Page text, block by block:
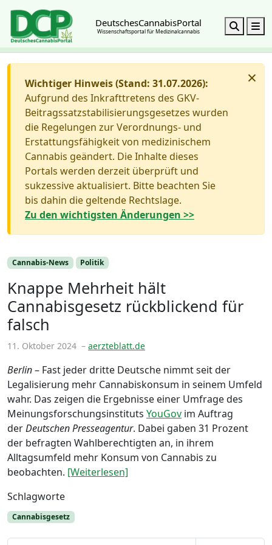
DeutschesCannabisPortal
Wissenschaftsportal für Medizinalcannabis Search
×
Wichtiger Hinweis (Stand: 31.07.2026):
Aufgrund des Inkrafttretens des GKV-
Beitragssatzstabilisierungsgesetzes wurden
die Regelungen zur Verordnungs- und
Erstattungsfähigkeit von medizinischem
Cannabis geändert. Die Inhalte dieses
Portals werden derzeit überprüft und
sukzessive aktualisiert. Bitte beachten Sie
bis dahin die geltende Rechtslage.
Zu den wichtigsten Änderungen >>
Cannabis-News Politik
Knappe Mehrheit hält
Cannabisgesetz rückblickend für
falsch
11. Oktober 2024 – aerzteblatt.de
Berlin– Fast jeder dritte Deutsche nimmt seit der
Legalisierung mehr Cannabiskonsum in seinem Umfeld
wahr. Das zeigen die Ergebnisse einer Umfrage des
Meinungsforschungsinstituts YouGov im Auftrag
derDeutschen Presseagentur. Dabei gaben 31 Prozent
der befragten Wahlberechtigten an, in ihrem
Alltagsumfeld mehr Kon­sum von Cannabis zu
beobachten. [Weiterlesen]
Schlagworte
Cannabisgesetz